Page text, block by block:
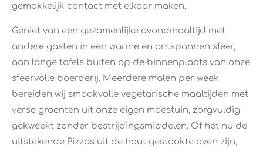
gemakkelijk contact met elkaar maken.
Geniet van een gezamenlijke avondmaaltijd met
andere gasten in een warme en ontspannen sfeer,
aan lange tafels buiten op de binnenplaats van onze
sfeervolle boerderij. Meerdere malen per week
bereiden wij smaakvolle vegetarische maaltijden met
verse groenten uit onze eigen moestuin, zorgvuldig
gekweekt zonder bestrijdingsmiddelen. Of het nu de
uitstekende Pizza's uit de hout gestookte oven zijn,